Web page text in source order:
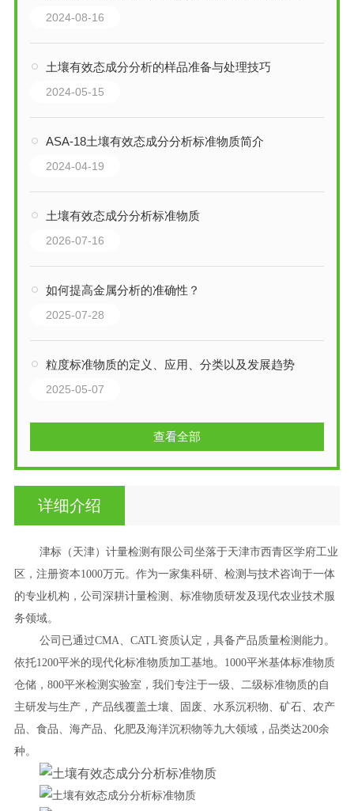
2024-08-16
土壤有效态成分分析的样品准备与处理技巧
2024-05-15
ASA-18土壤有效态成分分析标准物质简介
2024-04-19
土壤有效态成分分析标准物质
2026-07-16
如何提高金属分析的准确性？
2025-07-28
粒度标准物质的定义、应用、分类以及发展趋势
2025-05-07
查看全部
详细介绍
津标（天津）计量检测有限公司坐落于天津市西青区学府工业
区，注册资本1000万元。作为一家集科研、检测与技术咨询于一体
的专业机构，公司深耕计量检测、标准物质研发及现代农业技术服
务领域。
公司已通过CMA、CATL资质认定，具备产品质量检测能力。
依托1200平米的现代化标准物质加工基地。1000平米基体标准物质
仓储，800平米检测实验室，我们专注于一级、二级标准物质的自
主研发与生产，产品线覆盖土壤、固废、水系沉积物、矿石、农产
品、食品、海产品、化肥及海洋沉积物等九大领域，品类达200余
种。